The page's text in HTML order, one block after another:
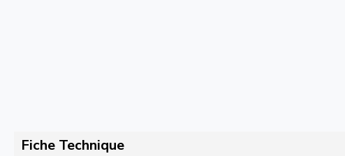
Fiche Technique